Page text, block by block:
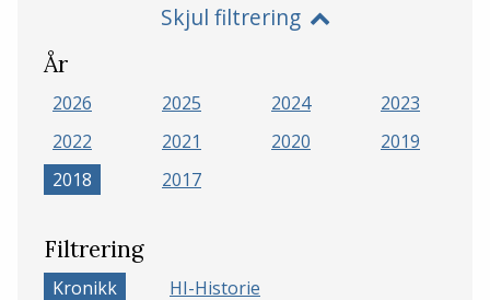
Skjul filtrering
År
2026 2025 2024
2023
2022
2021 2020
2019
2018
2017
Filtrering
Kronikk HI-Historie